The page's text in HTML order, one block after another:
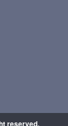
reserved.